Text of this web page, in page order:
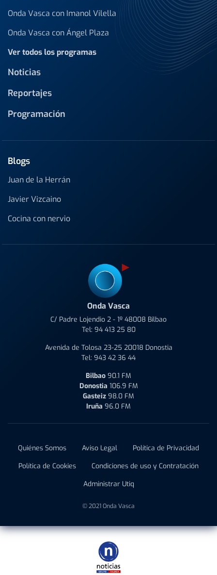
Onda Vasca con Imanol Vilella
Onda Vasca con Ángel Plaza
Ver todos los programas
Noticias
Reportajes
Programación
Blogs
Juan de la Herrán
Javier Vizcaino
Cocina con nervio
Onda Vasca
C/ Padre Lojendio 2 - 1º 48008 Bilbao
Tel: 94 413 25 80
Avenida de Tolosa 23-25 20018 Donostia
Tel: 943 42 36 44
Bilbao 90.1 FM
Donostia 106.9 FM
Gasteiz 98.0 FM
Iruña 96.0 FM
Quiénes Somos Aviso Legal
Política de Privacidad
Política de Cookies
Condiciones de uso y Contratación
Administrar Utiq
© 2021 Onda Vasca